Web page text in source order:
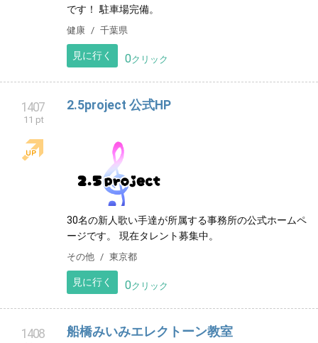
木更津市桜井にまつ毛パーマサロン！ もみほぐしのコ
ースもございます。 女性はもちろん男性もご利用可能
です！ 駐車場完備。
健康 千葉県
2.5project 公式HP
30名の新人歌い手達が所属する事務所の公式ホームペ
ージです。 現在タレント募集中。
その他 東京都